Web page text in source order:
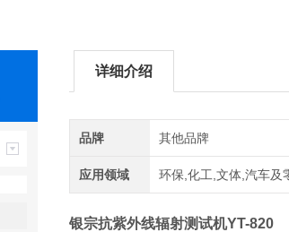
详细介绍
品牌 其他品牌
应用领域 环保,化工,文体,汽车及
银宗抗紫外线辐射测试机YT-820